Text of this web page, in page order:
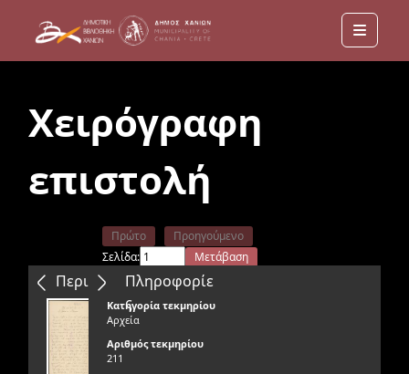
Menu
Χειρόγραφη
επιστολή
Περιεχόμενα
Πρώτο
Προηγούμενο
Σελίδα:
Μετάβαση
Επόμενο
Τελευταίο
Πληροφορίε
ς
Κατηγορία τεκμηρίου
Αρχεία
Αριθμός τεκμηρίου
211